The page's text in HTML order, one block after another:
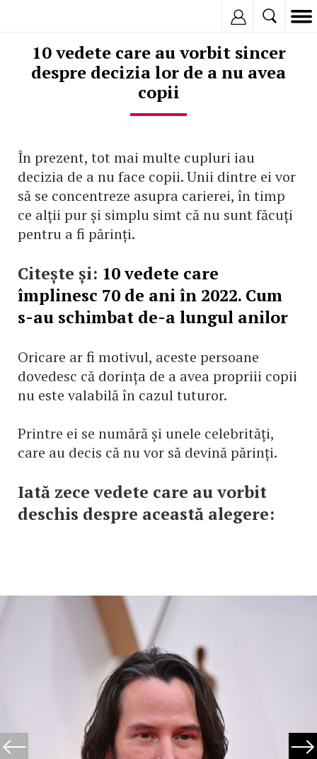
10 vedete care au vorbit sincer
despre decizia lor de a nu avea
copii
În prezent, tot mai multe cupluri iau
decizia de a nu face copii. Unii dintre ei vor
să se concentreze asupra carierei, în timp
ce alții pur și simplu simt că nu sunt făcuți
pentru a fi părinți.
Citește și: 10 vedete care
împlinesc 70 de ani în 2022. Cum
s-au schimbat de-a lungul anilor
Oricare ar fi motivul, aceste persoane
dovedesc că dorința de a avea propriii copii
nu este valabilă în cazul tuturor.
Printre ei se numără și unele celebrități,
care au decis că nu vor să devină părinți.
Iată zece vedete care au vorbit
deschis despre această alegere: